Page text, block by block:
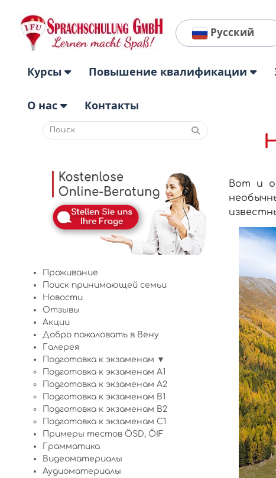
Русский
Курсы Повышение квалификации
О нас Контакты
Проживание
Поиск принимающей семьи
Новости
Отзывы
Акции
Добро пожаловать в Вену
Галерея
Подготовка к экзаменам ▼
Подготовка к экзаменам A1
Подготовка к экзаменам A2
Подготовка к экзаменам B1
Подготовка к экзаменам B2
Подготовка к экзаменам C1
Примеры тестов ÖSD, ÖIF
Грамматика
Видеоматериалы
Аудиоматериалы
Вот и